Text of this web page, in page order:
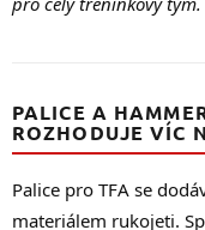
PALICE A
ROZHODUJE VÍC
Palice pro TFA se
materiálem rukojeti.